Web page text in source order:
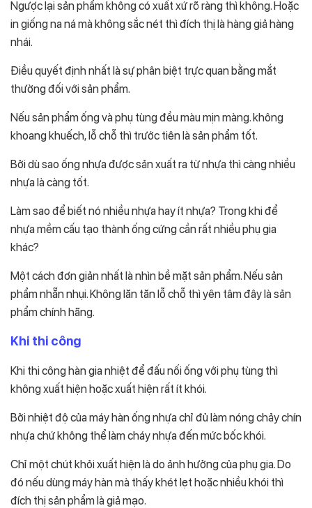
Ngược lại sản phẩm không có xuất xứ rõ ràng thì không. Hoặc
in giống na ná mà không sắc nét thì đích thị là hàng giả hàng
nhái.
Điều quyết định nhất là sự phân biệt trực quan bằng mắt
thường đối với sản phẩm.
Nếu sản phẩm ống và phụ tùng đều màu mịn màng. không
khoang khuếch, lỗ chỗ thì trước tiên là sản phẩm tốt.
Bởi dù sao ống nhựa được sản xuất ra từ nhựa thì càng nhiều
nhựa là càng tốt.
Làm sao để biết nó nhiều nhựa hay ít nhựa? Trong khi để
nhựa mềm cấu tạo thành ống cứng cần rất nhiều phụ gia
khác?
Một cách đơn giản nhất là nhìn bề mặt sản phẩm. Nếu sản
phẩm nhẵn nhụi. Không lăn tăn lỗ chỗ thì yên tâm đây là sản
phẩm chính hãng.
Khi thi công
Khi thi công hàn gia nhiệt để đấu nối ống với phụ tùng thì
không xuất hiện hoặc xuất hiện rất ít khói.
Bởi nhiệt độ của máy hàn ống nhựa chỉ đủ làm nóng chảy chín
nhựa chứ không thể làm cháy nhựa đến mức bốc khói.
Chỉ một chút khỏi xuất hiện là do ảnh hưởng của phụ gia. Do
đó nếu dùng máy hàn mà thấy khét lẹt hoặc nhiều khói thì
đích thị sản phẩm là giả mạo.